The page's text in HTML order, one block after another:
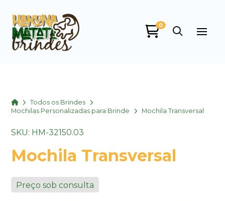
0
HomeTodos os Brindes
Mochilas Personalizadas para Brinde
Mochila Transversal
SKU: HM-32150.03
Mochila Transversal
Preço sob consulta